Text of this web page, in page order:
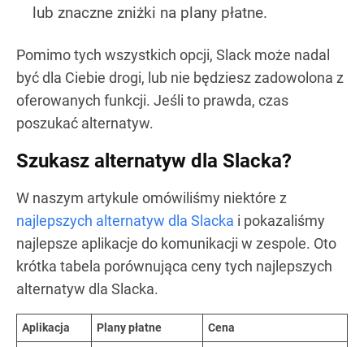
lub znaczne zniżki na plany płatne.
Pomimo tych wszystkich opcji, Slack może nadal
być dla Ciebie drogi, lub nie będziesz zadowolona z
oferowanych funkcji. Jeśli to prawda, czas
poszukać alternatyw.
Szukasz alternatyw dla Slacka?
W naszym artykule omówiliśmy niektóre z
najlepszych alternatyw dla Slacka i pokazaliśmy
najlepsze aplikacje do komunikacji w zespole. Oto
krótka tabela porównująca ceny tych najlepszych
alternatyw dla Slacka.
Aplikacja Plany płatne Cena